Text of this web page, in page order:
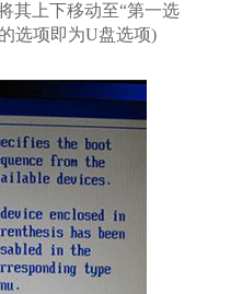
其上下移动至“第一选
选项即为U盘选项)